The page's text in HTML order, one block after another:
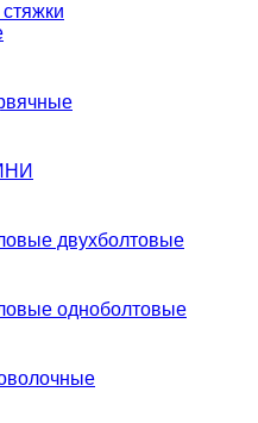
двухболтовые
одноболтовые